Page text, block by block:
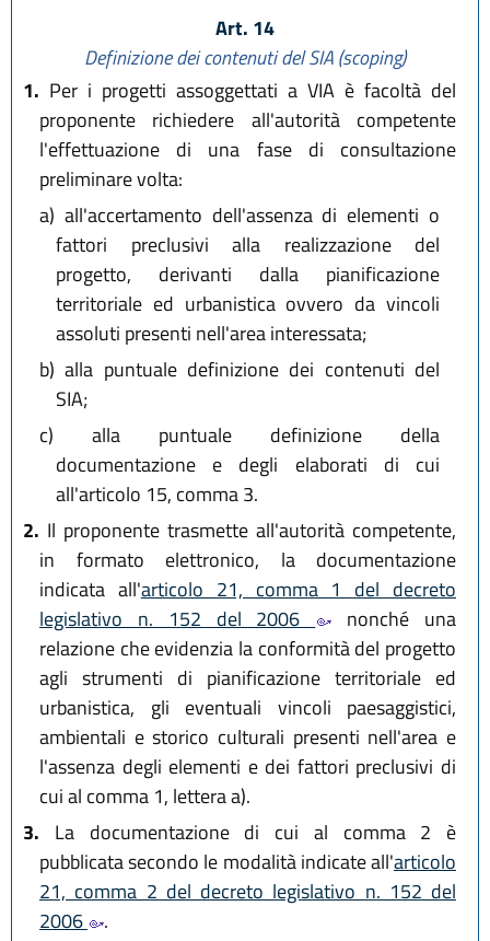
Art. 14
Definizione dei contenuti del SIA (scoping)
1. Per i progetti assoggettati a VIA è facoltà del
proponente richiedere all'autorità competente
l'effettuazione di una fase di consultazione
preliminare volta:
a) all'accertamento dell'assenza di elementi o
fattori preclusivi alla realizzazione del
progetto, derivanti dalla pianificazione
territoriale ed urbanistica ovvero da vincoli
assoluti presenti nell'area interessata;
b) alla puntuale definizione dei contenuti del
SIA;
c) alla puntuale definizione della
documentazione e degli elaborati di cui
all'articolo 15, comma 3.
2. Il proponente trasmette all'autorità competente,
in formato elettronico, la documentazione
indicata all'articolo 21, comma 1 del decreto
legislativo n. 152 del 2006
nonché una
relazione che evidenzia la conformità del progetto
agli strumenti di pianificazione territoriale ed
urbanistica, gli eventuali vincoli paesaggistici,
ambientali e storico culturali presenti nell'area e
l'assenza degli elementi e dei fattori preclusivi di
cui al comma 1, lettera a).
3. La documentazione di cui al comma 2 è
pubblicata secondo le modalità indicate all'articolo
21, comma 2 del decreto legislativo n. 152 del
2006
.